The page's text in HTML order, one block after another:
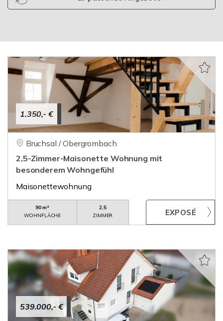
1.350,- €
Bruchsal / Obergrombach
2,5-Zimmer-Maisonette Wohnung mit
besonderem Wohngefühl
Maisonettewohnung
90 m²
WOHNFLÄCHE
2,5
ZIMMER
539.000,- €